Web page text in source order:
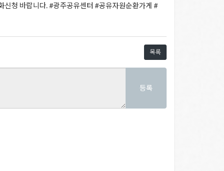
청 바랍니다. #광주공유센터 #공유자원순환가게 #
목록
등록